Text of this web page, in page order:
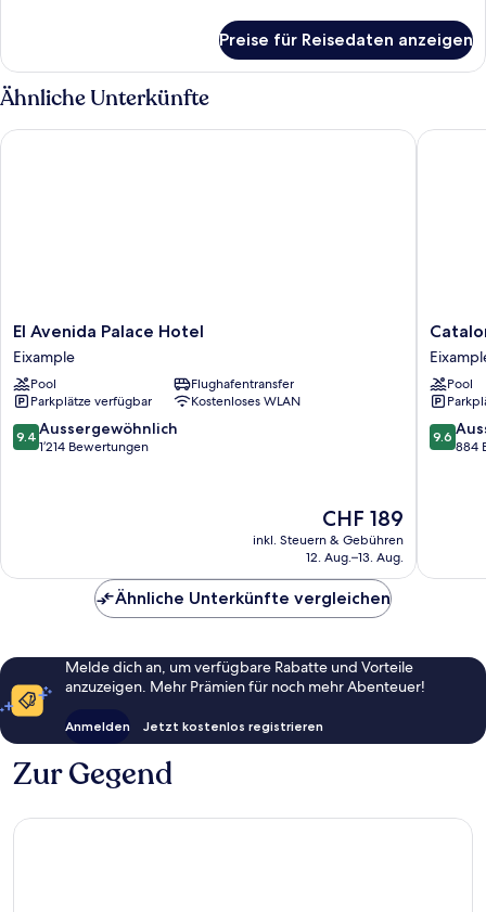
Preise für Reisedaten anzeigen
Ähnliche Unterkünfte
El
Avenida
Palace
Hotel
Eixample
El Avenida Palace Hotel
Eixample
Pool
Flughafentransfer
Parkplätze verfügbar
Kostenloses WLAN
9.4
von
9.4 Aussergewöhnlich
1’214 Bewertungen
Der
Preis
beträgt
CHF 189
inkl. Steuern & Gebühren
12. Aug.–13. Aug.
El Avenida Palace Hotel
Passeig
de
Gràcia
Pool
9.6
von
9.6
884
Ähnliche Unterkünfte vergleichen
Melde dich an, um verfügbare Rabatte und Vorteile
anzuzeigen. Mehr Prämien für noch mehr Abenteuer!
Anmelden Jetzt kostenlos registrieren
Zur Gegend